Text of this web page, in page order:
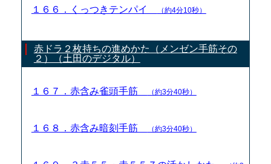
１６６．くっつきテンパイ （約4分10秒）
赤ドラ２枚持ちの進めかた（メンゼン手筋その
２）（土田のデジタル）
１６７．赤含み雀頭手筋 （約3分40秒）
１６８．赤含み暗刻手筋 （約3分40秒）